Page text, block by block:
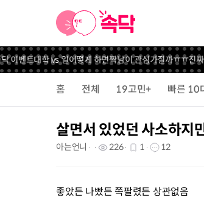
벤트대학 vs 일어떻게 하면짝남이 관심가질까ㅠㅠ진짜제
홈 전체 19고민+ 빠른 10
살면서 있었던 사소하지
아는언니 226 1 12
좋았든 나빴든 쪽팔렸든 상관없음